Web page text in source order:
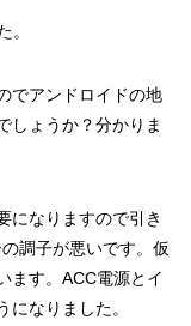
。
でアンドロイドの地
しょうか？分かりま
になりますので引き
調子が悪いです。仮
ます。ACC電源とイ
なりました。